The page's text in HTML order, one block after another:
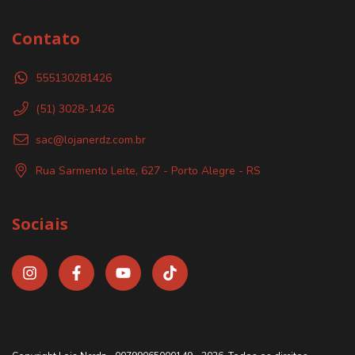
Contato
555130281426
(51) 3028-1426
sac@lojanerdz.com.br
Rua Sarmento Leite, 627 - Porto Alegre - RS
Sociais